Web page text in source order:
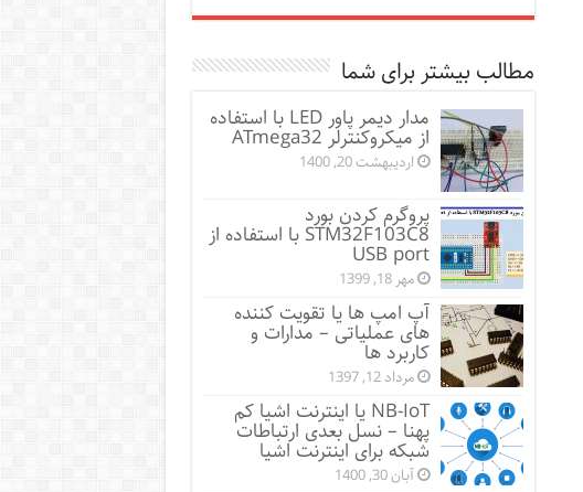
مطالب بیشتر برای شما
مدار دیمر پاور LED با استفاده
از میکروکنترلر ATmega32
اردیبهشت 20, 1400
پروگرم کردن بورد
STM32F103C8 با استفاده از
USB port
مهر 18, 1399
آپ امپ ها یا تقویت کننده
های عملیاتی – مدارات و
کاربرد ها
مرداد 12, 1397
NB-IoT یا اینترنت اشیا کم
پهنا – نسل بعدی ارتباطات
شبکه برای اینترنت اشیا
آبان 30, 1400